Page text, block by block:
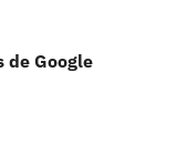
de Google